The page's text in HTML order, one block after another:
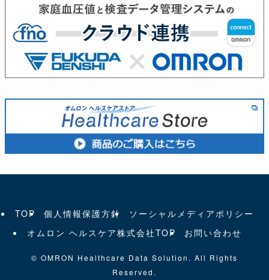
TOP 個人情報保護方針
ソーシャルメディアポリシー
オムロン ヘルスケア株式会社TOP
お問い合わせ
© OMRON Healthcare Data Solution. All Rights
Reserved.